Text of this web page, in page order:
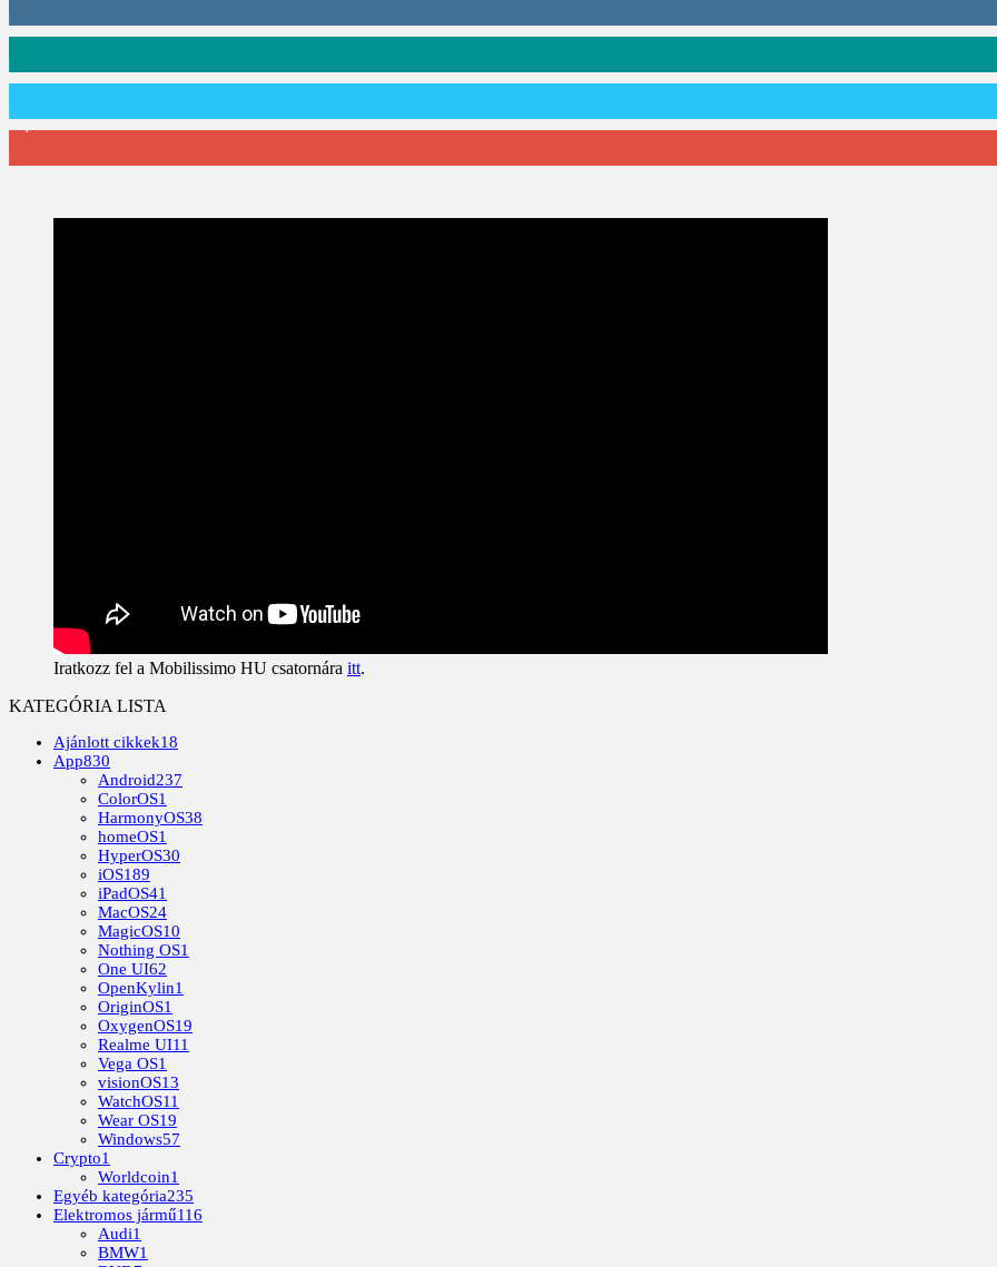
59 Követő
101 Követő
2,589 Feliratkozó
Iratkozz fel a Mobilissimo HU csatornára itt.
KATEGÓRIA LISTA
Ajánlott cikkek18
App830
Android237
ColorOS1
HarmonyOS38
homeOS1
HyperOS30
iOS189
iPadOS41
MacOS24
MagicOS10
Nothing OS1
One UI62
OpenKylin1
OriginOS1
OxygenOS19
Realme UI11
Vega OS1
visionOS13
WatchOS11
Wear OS19
Windows57
Crypto1
Worldcoin1
Egyéb kategória235
Elektromos jármű116
Audi1
BMW1